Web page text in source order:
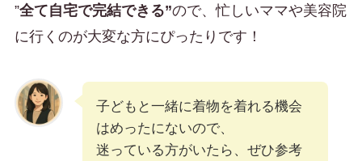
”全て自宅で完結できる”ので、忙しいママや美容院
に行くのが大変な方にぴったりです！
子どもと一緒に着物を着れる機会
はめったにないので、
迷っている方がいたら、ぜひ参考